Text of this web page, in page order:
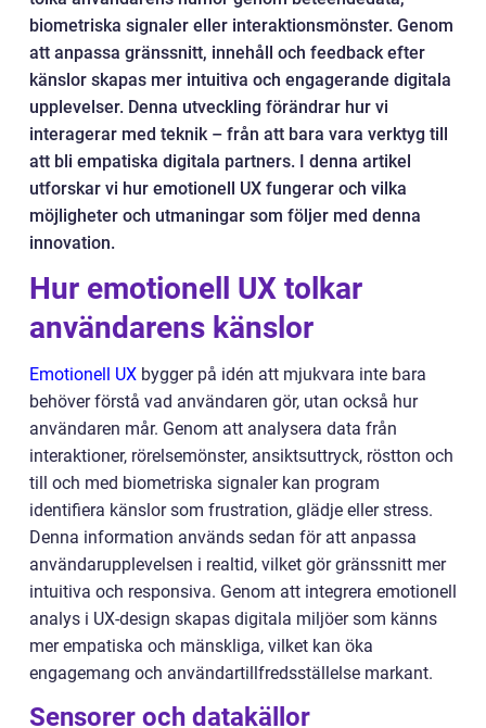
biometriska signaler eller interaktionsmönster. Genom
att anpassa gränssnitt, innehåll och feedback efter
känslor skapas mer intuitiva och engagerande digitala
upplevelser. Denna utveckling förändrar hur vi
interagerar med teknik – från att bara vara verktyg till
att bli empatiska digitala partners. I denna artikel
utforskar vi hur emotionell UX fungerar och vilka
möjligheter och utmaningar som följer med denna
innovation.
Hur emotionell UX tolkar
användarens känslor
Emotionell UX bygger på idén att mjukvara inte bara
behöver förstå vad användaren gör, utan också hur
användaren mår. Genom att analysera data från
interaktioner, rörelsemönster, ansiktsuttryck, röstton och
till och med biometriska signaler kan program
identifiera känslor som frustration, glädje eller stress.
Denna information används sedan för att anpassa
användarupplevelsen i realtid, vilket gör gränssnitt mer
intuitiva och responsiva. Genom att integrera emotionell
analys i UX-design skapas digitala miljöer som känns
mer empatiska och mänskliga, vilket kan öka
engagemang och användartillfredsställelse markant.
Sensorer och datakällor